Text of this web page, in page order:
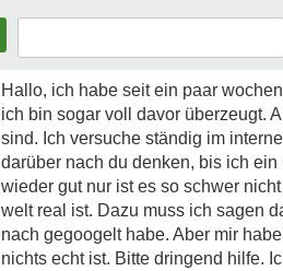
Hallo, ich habe seit ein paar
ich bin sogar voll davor überzeugt.
sind. Ich versuche ständig im
darüber nach du denken, bis ich
wieder gut nur ist es so schwer
welt real ist. Dazu muss ich sagen
nach gegoogelt habe. Aber mir
nichts echt ist. Bitte dringend hilfe.